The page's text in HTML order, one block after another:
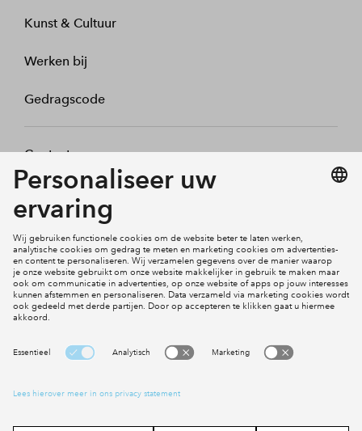
Kunst & Cultuur
Werken bij
Gedragscode
Contact
Mijn profiel
Social Media
Cookies